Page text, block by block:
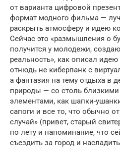
от варианта цифровой
формат модного фильма —
раскрыть атмосферу и идею
Сейчас это «размышления о
получится у молодежи,
реальность», как описал
отнюдь не киберпанк с
а фантазия на тему отдыха в
природы — со столь близкими
элементами, как шапки-
сапоги и все то, что обычно
случай» (привет, старый
по лету и напоминание, что
съездить за город и